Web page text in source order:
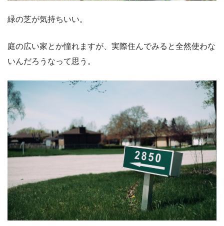
緑の芝が気持ちいい。
庭の広い家とか憧れますが、実際住んでみると全然使わな
いんだろうなって思う。